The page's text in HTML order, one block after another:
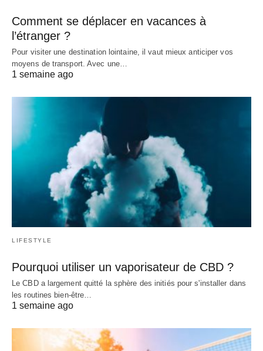
Comment se déplacer en vacances à
l’étranger ?
Pour visiter une destination lointaine, il vaut mieux anticiper vos
moyens de transport. Avec une…
1 semaine ago
LIFESTYLE
Pourquoi utiliser un vaporisateur de CBD ?
Le CBD a largement quitté la sphère des initiés pour s'installer dans
les routines bien-être…
1 semaine ago